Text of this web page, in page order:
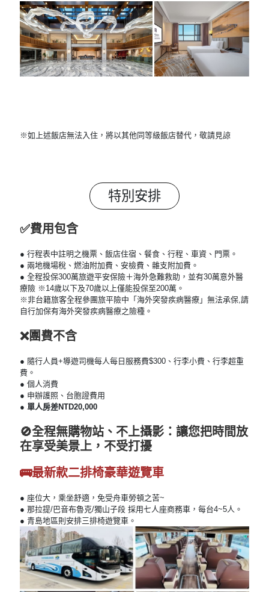
※如上述飯店無法入住，將以其他同等級飯店替代，敬請見諒
特別安排
✅費用包含
● 行程表中註明之機票、飯店住宿、餐食、行程、車資、門票。
● 兩地機場稅、燃油附加費、安檢費、雜支附加費。
● 全程投保300萬旅遊平安保險＋海外急難救助，並有30萬意外醫
療險 ※14歲以下及70歲以上僅能投保至200萬。
※非台籍旅客全程參團旅平險中「海外突發疾病醫療」無法承保,請
自行加保有海外突發疾病醫療之險種。
❌團費不含
● 隨行人員+導遊司機每人每日服務費$300、行李小費、行李超重
費。
● 個人消費
● 申辦護照、台胞證費用
● 單人房差NTD20,000
🚫全程無購物站、不上攝影：讓您把時間放
在享受美景上，不受打擾
🚌最新款二排椅豪華遊覽車
● 座位大，乘坐舒適，免受舟車勞頓之苦~
● 那拉提/巴音布魯克/獨山子段 採用七人座商務車，每台4~5人。
● 青島地區則安排三排椅遊覽車。